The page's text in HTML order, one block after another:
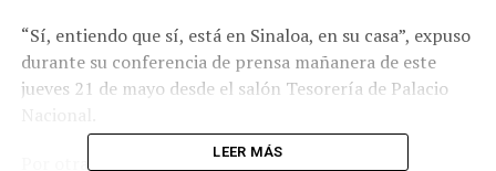
“Sí, entiendo que sí, está en Sinaloa, en su casa”, expuso
durante su conferencia de prensa mañanera de este
jueves 21 de mayo desde el salón Tesorería de Palacio
Por otra parte, Sheinbaum Pardo contradijo lo
LEER MÁS